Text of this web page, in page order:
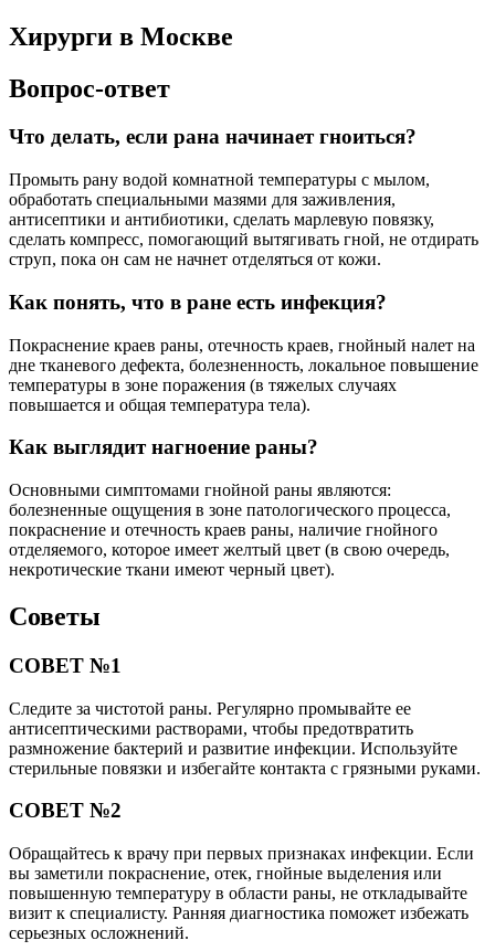
Хирурги в Москве
Вопрос-ответ
Что делать, если рана начинает гноиться?
Промыть рану водой комнатной температуры с мылом,
обработать специальными мазями для заживления,
антисептики и антибиотики, сделать марлевую повязку,
сделать компресс, помогающий вытягивать гной, не отдирать
струп, пока он сам не начнет отделяться от кожи.
Как понять, что в ране есть инфекция?
Покраснение краев раны, отечность краев, гнойный налет на
дне тканевого дефекта, болезненность, локальное повышение
температуры в зоне поражения (в тяжелых случаях
повышается и общая температура тела).
Как выглядит нагноение раны?
Основными симптомами гнойной раны являются:
болезненные ощущения в зоне патологического процесса,
покраснение и отечность краев раны, наличие гнойного
отделяемого, которое имеет желтый цвет (в свою очередь,
некротические ткани имеют черный цвет).
Советы
СОВЕТ №1
Следите за чистотой раны. Регулярно промывайте ее
антисептическими растворами, чтобы предотвратить
размножение бактерий и развитие инфекции. Используйте
стерильные повязки и избегайте контакта с грязными руками.
СОВЕТ №2
Обращайтесь к врачу при первых признаках инфекции. Если
вы заметили покраснение, отек, гнойные выделения или
повышенную температуру в области раны, не откладывайте
визит к специалисту. Ранняя диагностика поможет избежать
серьезных осложнений.